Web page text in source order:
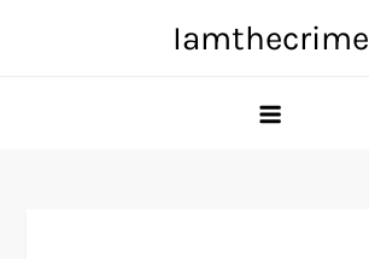
Iamthecrime